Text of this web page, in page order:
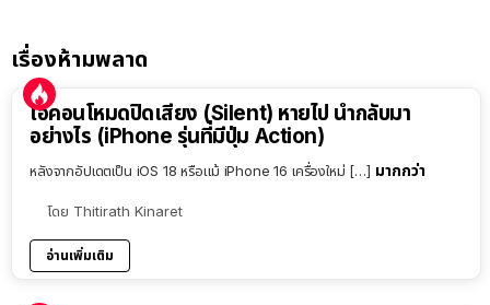
เรื่องห้ามพลาด
ไอคอนโหมดปิดเสียง (Silent) หายไป นำกลับมา
อย่างไร (iPhone รุ่นที่มีปุ่ม Action)
หลังจากอัปเดตเป็น iOS 18 หรือแม้ iPhone 16 เครื่องใหม่ […] มากกว่า
โดย Thitirath Kinaret
อ่านเพิ่มเติม